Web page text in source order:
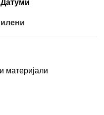
материјали